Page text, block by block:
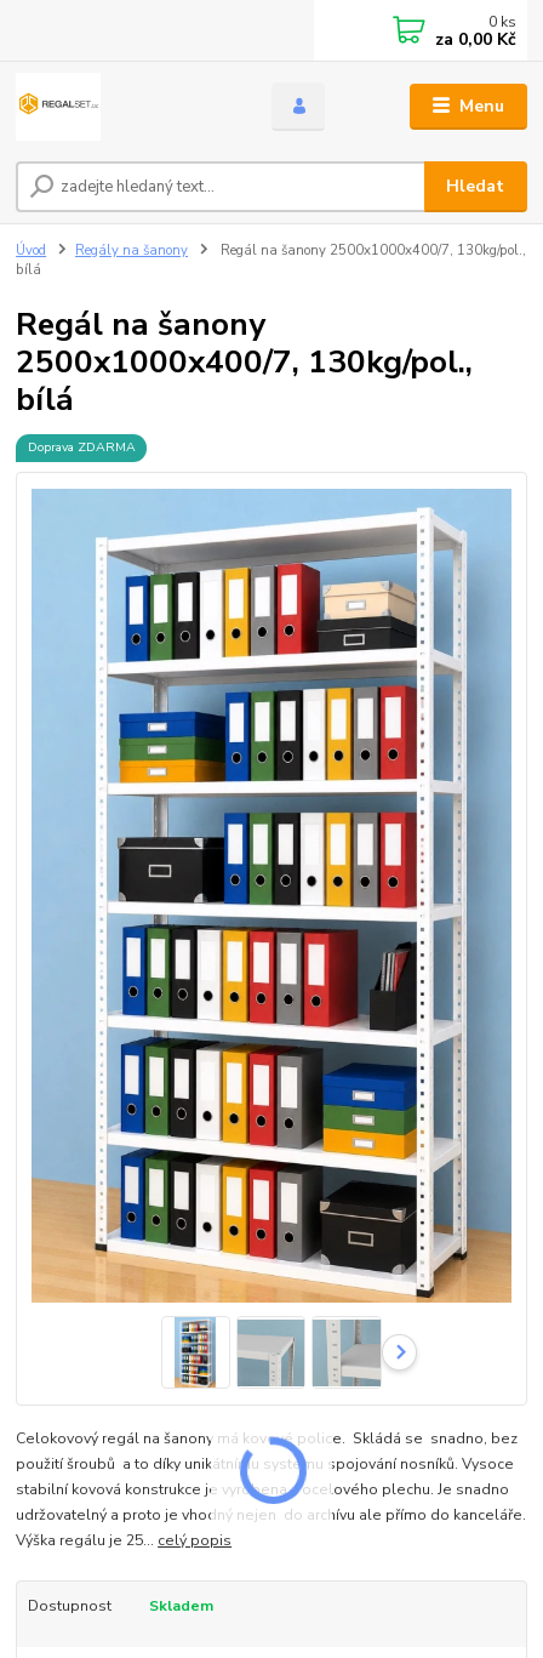
Menu
Hledat
0 ks
za 0,00 Kč
Úvod Regály na šanony
Regál na šanony 2500x1000x400/7, 130kg/pol.,
bílá
Regál na šanony
2500x1000x400/7, 130kg/pol.,
bílá
Doprava ZDARMA
Celokovový regál na šanony má kovové police. Skládá se snadno, bez
použití šroubů a to díky unikátnímu systému spojování nosníků. Vysoce
stabilní kovová konstrukce je vyrobena z ocelového plechu. Je snadno
udržovatelný a proto je vhodný nejen do archívu ale přímo do kanceláře.
Výška regálu je 25... celý popis
Dostupnost Skladem